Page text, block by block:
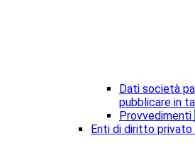
Dati società
pubblicare in
Provvedimenti
Enti di diritto